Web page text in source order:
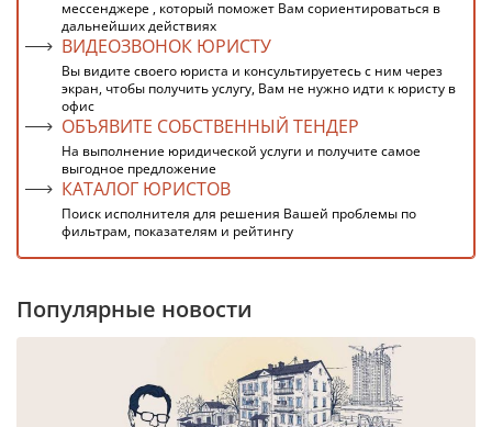
мессенджере , который поможет Вам сориентироваться в
дальнейших действиях
ВИДЕОЗВОНОК ЮРИСТУ
Вы видите своего юриста и консультируетесь с ним через
экран, чтобы получить услугу, Вам не нужно идти к юристу в
офис
ОБЪЯВИТЕ СОБСТВЕННЫЙ ТЕНДЕР
На выполнение юридической услуги и получите самое
выгодное предложение
КАТАЛОГ ЮРИСТОВ
Поиск исполнителя для решения Вашей проблемы по
фильтрам, показателям и рейтингу
Популярные новости